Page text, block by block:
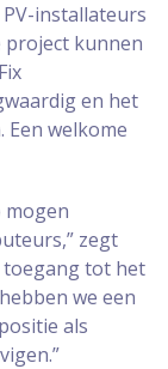
installateurs
project kunnen
en het
welkome
mogen
zegt
toegang tot het
we een
als